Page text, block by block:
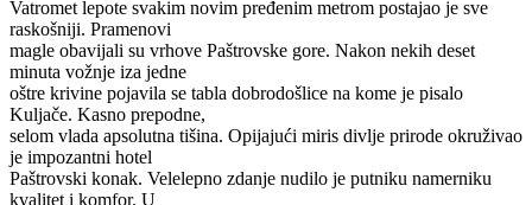
Vatromet lepote svakim novim pređenim metrom postajao je sve
raskošniji. Pramenovi
magle obavijali su vrhove Paštrovske gore. Nakon nekih deset
minuta vožnje iza jedne
oštre krivine pojavila se tabla dobrodošlice na kome je pisalo
Kuljače. Kasno prepodne,
selom vlada apsolutna tišina. Opijajući miris divlje prirode okruživao
je impozantni hotel
Paštrovski konak. Velelepno zdanje nudilo je putniku namerniku
kvalitet i komfor. U